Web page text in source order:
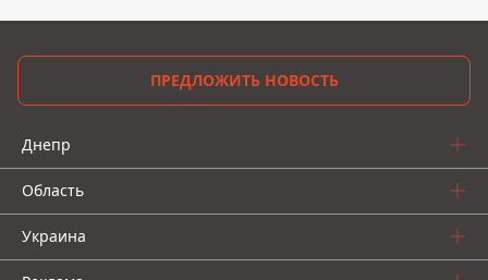
ПРЕДЛОЖИТЬ НОВОСТЬ
Днепр
Область
Украина